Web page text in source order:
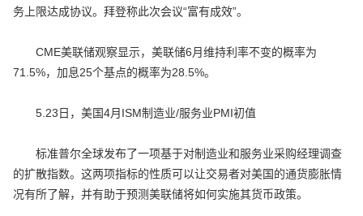
务上限达成协议。拜登称此次会议“富有成效”。
CME美联储观察显示，美联储6月维持利率不变的概率为
71.5%，加息25个基点的概率为28.5%。
5.23日，美国4月ISM制造业/服务业PMI初值
标准普尔全球发布了一项基于对制造业和服务业采购经理调查
的扩散指数。这两项指标的性质可以让交易者对美国的通货膨胀情
况有所了解，并有助于预测美联储将如何实施其货币政策。